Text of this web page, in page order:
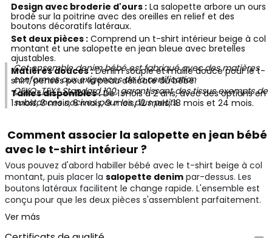
Design avec broderie d'ours :La salopette arbore un ours
brodé sur la poitrine avec des oreilles en relief et des
boutons décoratifs latéraux.
Set deux pièces :Comprend un t-shirt intérieur beige à col
montant et une salopette en jean bleue avec bretelles
ajustables.
Matières douces :Denim souple et maille douce pour le t-
shirt, pensés pour la peau délicate du bébé.
Tailles disponibles :De 1 mois à 2 ans, avec des options en
1 mois, 3 mois, 6 mois, 9 mois, 12 mois, 18 mois et 24 mois.
Cet ensemble denim bébé est fabriqué avec des matières
conformes aux exigences de la certification
OEKO-TEX® Standard 100, garantissant des tissus exempts de
substances nocives pour les plus petits.
Comment associer la salopette en jean bébé
avec le t-shirt intérieur ?
Vous pouvez d'abord habiller bébé avec le t-shirt beige à col
montant, puis placer la salopette denimpar-dessus. Les
boutons latéraux facilitent le change rapide. L'ensemble est
conçu pour que les deux pièces s'assemblent parfaitement.
Ver más